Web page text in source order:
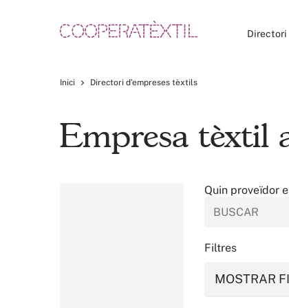
Directori
Inici Directori d’empreses tèxtils
Empresa tèxtil
Quin proveïdor
Filtres
MOSTRAR